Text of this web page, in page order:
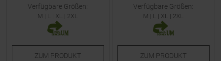
Verfügbare Größen:
M | L | XL | 2XL
ZUM PRODUKT
Verfügbare Größen:
M | L | XL | 2XL
ZUM PRODUKT